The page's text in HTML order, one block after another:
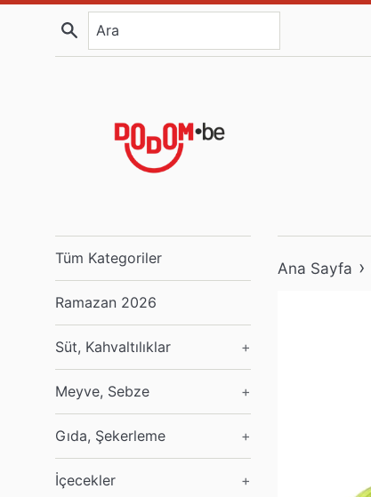
Ara
Tüm Kategoriler
Ramazan 2026
Süt, Kahvaltılıklar +
Meyve, Sebze +
Gıda, Şekerleme +
İçecekler +
Ana Sayfa ›